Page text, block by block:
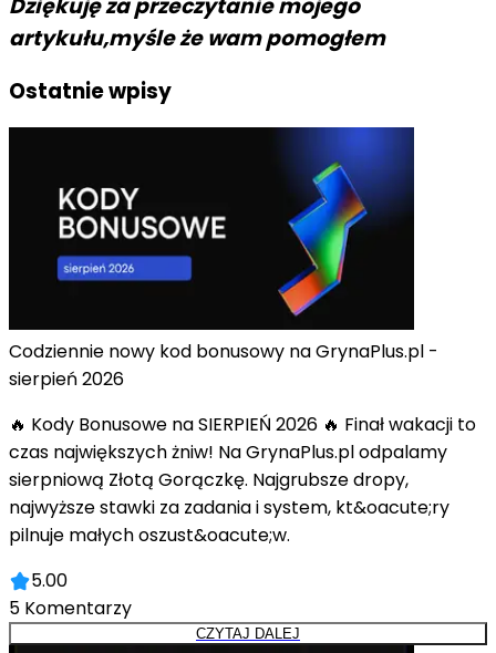
Dziękuję za przeczytanie mojego
artykułu,myśle że wam pomogłem
Ostatnie wpisy
Codziennie nowy kod bonusowy na GrynaPlus.pl -
sierpień 2026
🔥 Kody Bonusowe na SIERPIEŃ 2026 🔥 Finał wakacji to
czas największych żniw! Na GrynaPlus.pl odpalamy
sierpniową Złotą Gorączkę. Najgrubsze dropy,
najwyższe stawki za zadania i system, kt&oacute;ry
pilnuje małych oszust&oacute;w.
5.00
5 Komentarzy
CZYTAJ DALEJ